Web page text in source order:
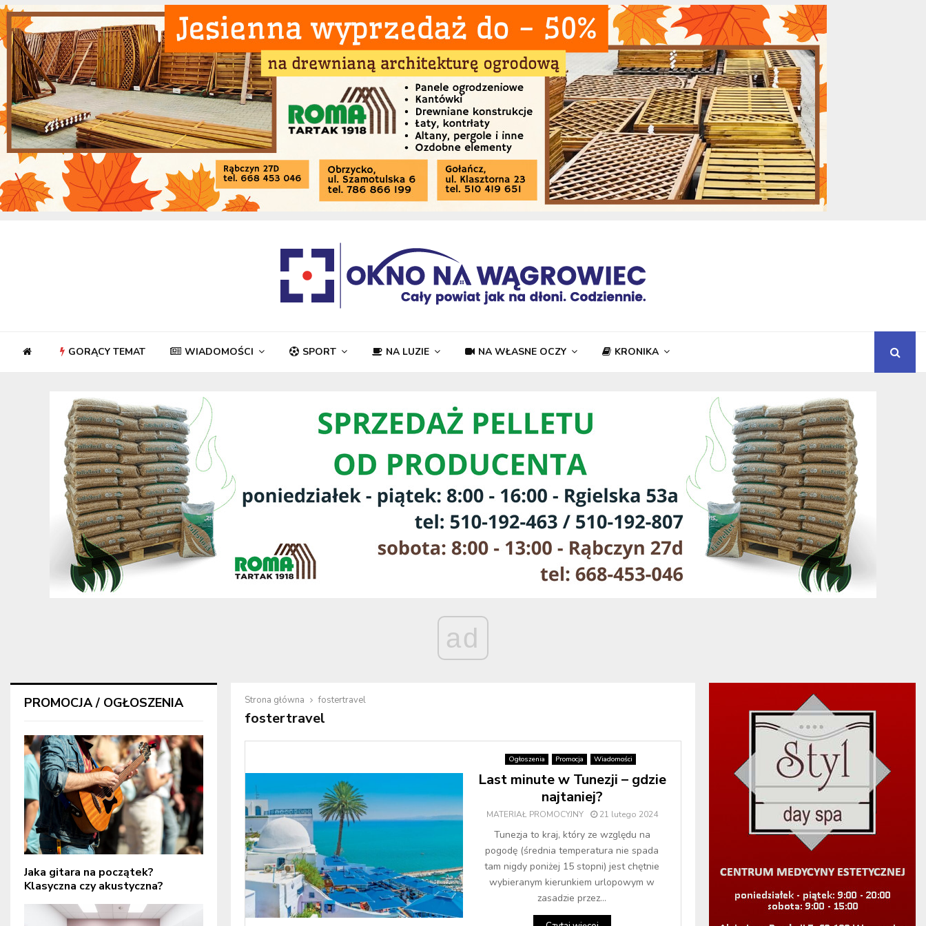
GORĄCY TEMAT WIADOMOŚCI SPORT NA LUZIE NA WŁASNE OCZY KRONIKA
ad
Strona główna fostertravel
fostertravel
Ogłoszenia Promocja Wiadomości
Last minute w Tunezji – gdzie
najtaniej?
MATERIAŁ PROMOCYJNY 21 lutego 2024
Tunezja to kraj, który ze względu na
pogodę (średnia temperatura nie spada
tam nigdy poniżej 15 stopni) jest chętnie
wybieranym kierunkiem urlopowym w
zasadzie przez...
PROMOCJA / OGŁOSZENIA
Jaka gitara na początek?
Klasyczna czy akustyczna?